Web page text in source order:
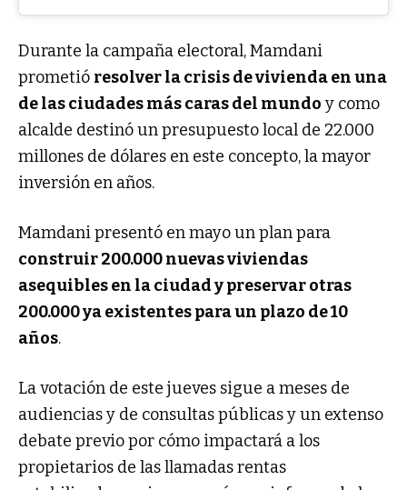
Durante la campaña electoral, Mamdani
prometió resolver la crisis de vivienda en una
de las ciudades más caras del mundo y como
alcalde destinó un presupuesto local de 22.000
millones de dólares en este concepto, la mayor
inversión en años.
Mamdani presentó en mayo un plan para
construir 200.000 nuevas viviendas
asequibles en la ciudad y preservar otras
200.000 ya existentes para un plazo de 10
años.
La votación de este jueves sigue a meses de
audiencias y de consultas públicas y un extenso
debate previo por cómo impactará a los
propietarios de las llamadas rentas